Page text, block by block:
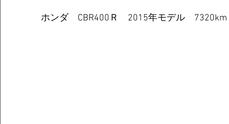
ホンダ　CBR400Ｒ　2015年モデル　7320km